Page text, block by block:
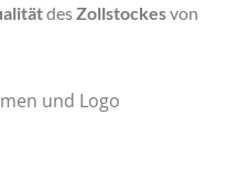
des Zollstockesvon
und Logo